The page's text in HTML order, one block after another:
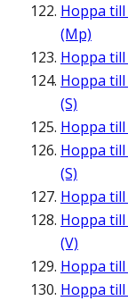
Hoppa till
(Mp)
Hoppa till
Hoppa till
(S)
Hoppa till
Hoppa till
(S)
Hoppa till
Hoppa till
(V)
Hoppa till
Hoppa till